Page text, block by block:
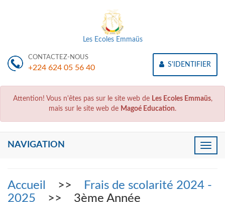
Les Ecoles Emmaüs
CONTACTEZ-NOUS
+224 624 05 56 40 S'IDENTIFIER
Attention! Vous n'êtes pas sur le site web de Les Ecoles Emmaüs,
mais sur le site web de Magoé Education.
Toggle
NAVIGATION
Accueil >>
Frais de scolarité 2024 -
2025
>> 3ème Année